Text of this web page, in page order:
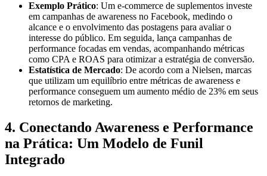
Exemplo Prático: Um e-commerce de suplementos investe
em campanhas de awareness no Facebook, medindo o
alcance e o envolvimento das postagens para avaliar o
interesse do público. Em seguida, lança campanhas de
performance focadas em vendas, acompanhando métricas
como CPA e ROAS para otimizar a estratégia de conversão.
Estatística de Mercado: De acordo com a Nielsen, marcas
que utilizam um equilíbrio entre métricas de awareness e
performance conseguem um aumento médio de 23% em seus
retornos de marketing.
4. Conectando Awareness e Performance
na Prática: Um Modelo de Funil
Integrado